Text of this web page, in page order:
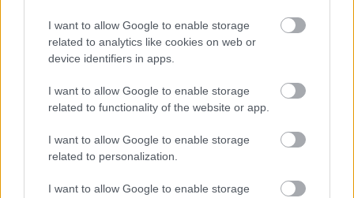
I want to allow Google to enable storage
related to analytics like cookies on web or
device identifiers in apps.
I want to allow Google to enable storage
related to functionality of the website or app.
I want to allow Google to enable storage
related to personalization.
I want to allow Google to enable storage